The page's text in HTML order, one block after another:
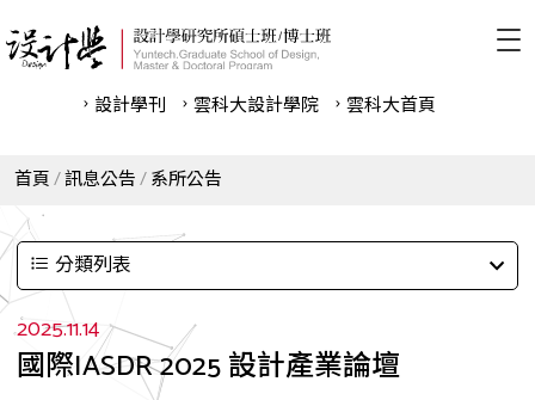
設計學刊 雲科⼤設計學院 雲科⼤首頁
首頁 訊息公告 系所公告
分類列表
2025.11.14
國際IASDR 2025 設計產業論壇